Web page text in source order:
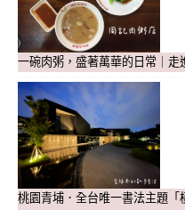
一碗肉粥，盛著萬華的日常｜
桃園青埔．全台唯一書法主題